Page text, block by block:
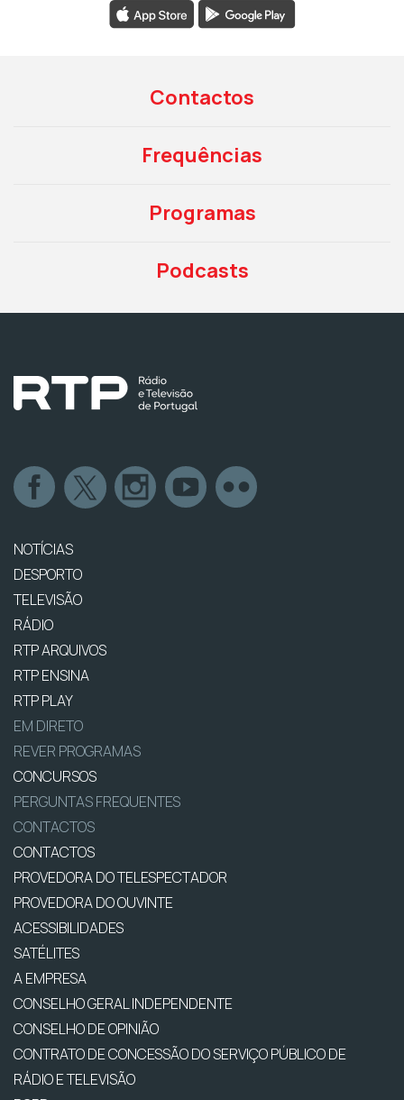
Contactos
Frequências
Programas
Podcasts
NOTÍCIAS
DESPORTO
TELEVISÃO
RÁDIO
RTP ARQUIVOS
RTP ENSINA
RTP PLAY
EM DIRETO
REVER PROGRAMAS
CONCURSOS
PERGUNTAS FREQUENTES
CONTACTOS
CONTACTOS
PROVEDORA DO TELESPECTADOR
PROVEDORA DO OUVINTE
ACESSIBILIDADES
SATÉLITES
A EMPRESA
CONSELHO GERAL INDEPENDENTE
CONSELHO DE OPINIÃO
CONTRATO DE CONCESSÃO DO SERVIÇO PÚBLICO DE
RÁDIO E TELEVISÃO